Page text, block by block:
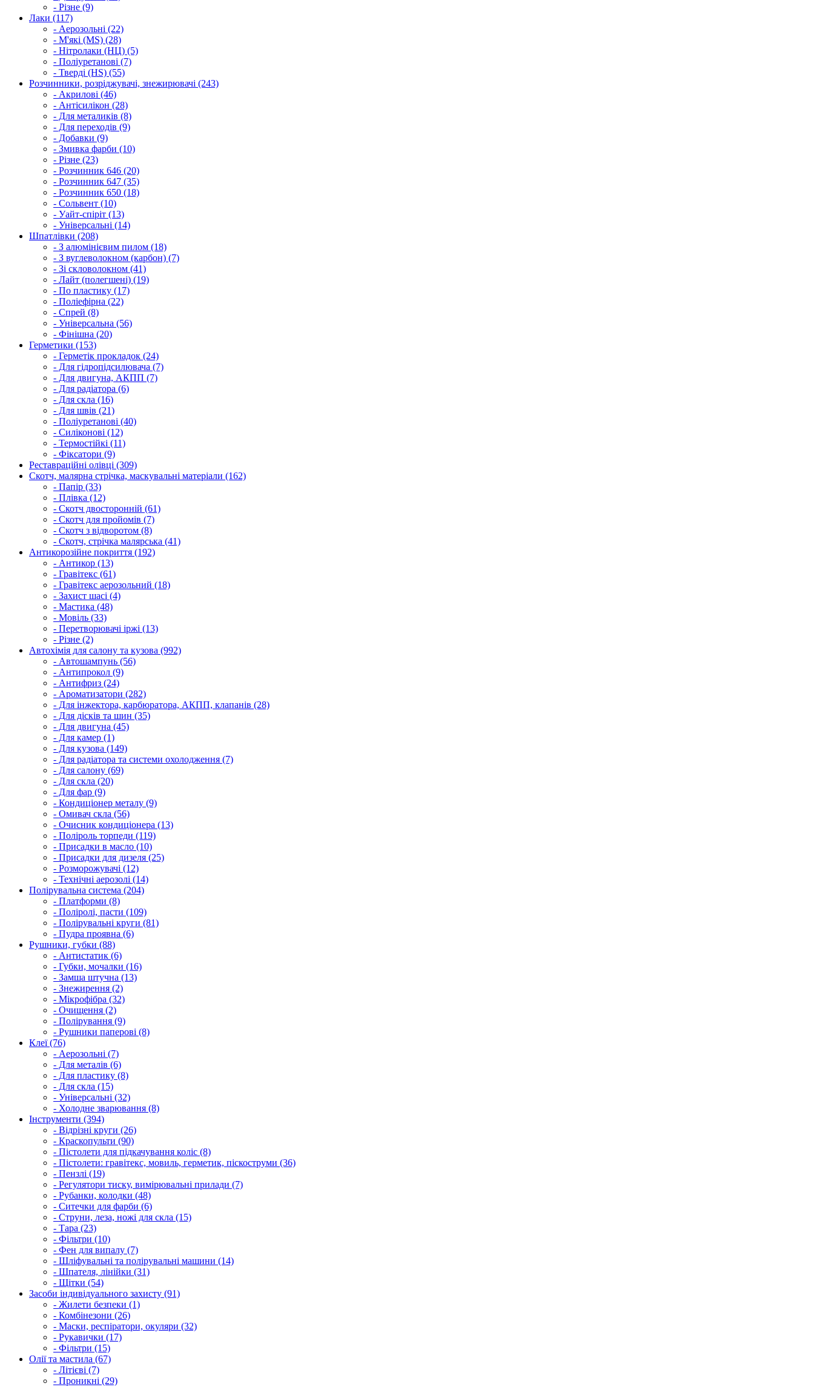
- Різне (9)
Лаки (117)
- Аерозольні (22)
- М'які (MS) (28)
- Нітролаки (НЦ) (5)
- Поліуретанові (7)
- Тверді (HS) (55)
Розчинники, розріджувачі, знежирювачі (243)
- Акрилові (46)
- Антісилікон (28)
- Для металиків (8)
- Для переходів (9)
- Добавки (9)
- Змивка фарби (10)
- Різне (23)
- Розчинник 646 (20)
- Розчинник 647 (35)
- Розчинник 650 (18)
- Сольвент (10)
- Уайт-спіріт (13)
- Універсальні (14)
Шпатлівки (208)
- З алюмінієвим пилом (18)
- З вуглеволокном (карбон) (7)
- Зі скловолокном (41)
- Лайт (полегшені) (19)
- По пластику (17)
- Поліефірна (22)
- Спрей (8)
- Універсальна (56)
- Фінішна (20)
Герметики (153)
- Герметік прокладок (24)
- Для гідропідсилювача (7)
- Для двигуна, АКПП (7)
- Для радіатора (6)
- Для скла (16)
- Для швів (21)
- Поліуретанові (40)
- Силіконові (12)
- Термостійкі (11)
- Фіксатори (9)
Реставраційні олівці (309)
Скотч, малярна стрічка, маскувальні матеріали (162)
- Папір (33)
- Плівка (12)
- Скотч двосторонній (61)
- Скотч для пройомів (7)
- Скотч з відворотом (8)
- Скотч, стрічка малярська (41)
Антикорозійне покриття (192)
- Антикор (13)
- Гравітекс (61)
- Гравітекс аерозольний (18)
- Захист шасі (4)
- Мастика (48)
- Мовіль (33)
- Перетворювачі іржі (13)
- Різне (2)
Автохімія для салону та кузова (992)
- Автошампунь (56)
- Антипрокол (9)
- Антифриз (24)
- Ароматизатори (282)
- Для інжектора, карбюратора, АКПП, клапанів (28)
- Для дісків та шин (35)
- Для двигуна (45)
- Для камер (1)
- Для кузова (149)
- Для радіатора та системи охолодження (7)
- Для салону (69)
- Для скла (20)
- Для фар (9)
- Кондиціонер металу (9)
- Омивач скла (56)
- Очисник кондиціонера (13)
- Поліроль торпеди (119)
- Присадки в масло (10)
- Присадки для дизеля (25)
- Розморожувачі (12)
- Технічні аерозолі (14)
Полірувальна система (204)
- Платформи (8)
- Поліролі, пасти (109)
- Полірувальні круги (81)
- Пудра проявна (6)
Рушники, губки (88)
- Антистатик (6)
- Губки, мочалки (16)
- Замша штучна (13)
- Знежирення (2)
- Мікрофібра (32)
- Очищення (2)
- Полірування (9)
- Рушники паперові (8)
Клеї (76)
- Аерозольні (7)
- Для металів (6)
- Для пластику (8)
- Для скла (15)
- Універсальні (32)
- Холодне зварювання (8)
Інструменти (394)
- Відрізні круги (26)
- Краскопульти (90)
- Пістолети для підкачування коліс (8)
- Пістолети: гравітекс, мовиль, герметик, піскоструми (36)
- Пензлі (19)
- Регулятори тиску, вимірювальні прилади (7)
- Рубанки, колодки (48)
- Ситечки для фарби (6)
- Струни, леза, ножі для скла (15)
- Тара (23)
- Фільтри (10)
- Фен для випалу (7)
- Шліфувальні та полірувальні машини (14)
- Шпателя, лінійки (31)
- Щітки (54)
Засоби індивідуального захисту (91)
- Жилети безпеки (1)
- Комбінезони (26)
- Маски, респіратори, окуляри (32)
- Рукавички (17)
- Фільтри (15)
Олії та мастила (67)
- Літієві (7)
- Проникні (29)